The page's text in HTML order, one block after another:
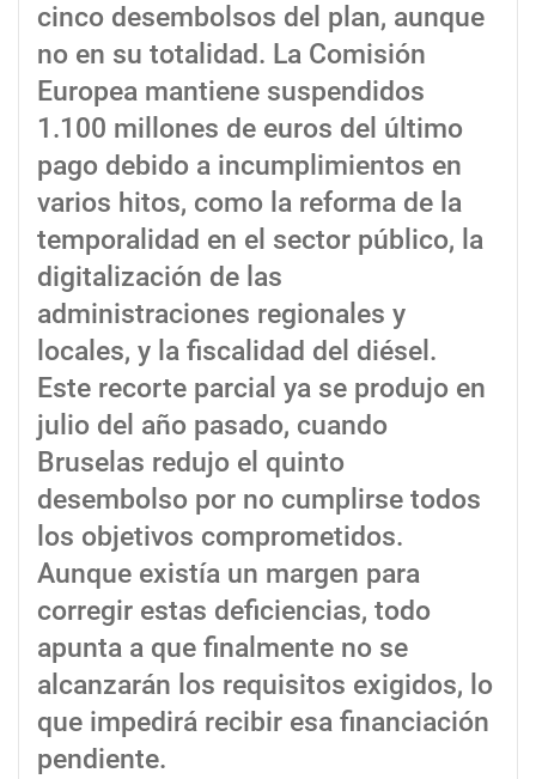
cinco desembolsos del plan, aunque
no en su totalidad. La Comisión
Europea mantiene suspendidos
1.100 millones de euros del último
pago debido a incumplimientos en
varios hitos, como la reforma de la
temporalidad en el sector público, la
digitalización de las
administraciones regionales y
locales, y la fiscalidad del diésel.
Este recorte parcial ya se produjo en
julio del año pasado, cuando
Bruselas redujo el quinto
desembolso por no cumplirse todos
los objetivos comprometidos.
Aunque existía un margen para
corregir estas deficiencias, todo
apunta a que finalmente no se
alcanzarán los requisitos exigidos, lo
que impedirá recibir esa financiación
pendiente.